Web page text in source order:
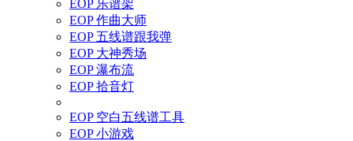
EOP 乐谱架
EOP 作曲大师
EOP 五线谱跟我弹
EOP 大神秀场
EOP 瀑布流
EOP 拾音灯
EOP 空白五线谱工具
EOP 小游戏